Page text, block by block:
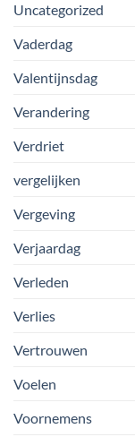
Uncategorized
Vaderdag
Valentijnsdag
Verandering
Verdriet
vergelijken
Vergeving
Verjaardag
Verleden
Verlies
Vertrouwen
Voelen
Voornemens